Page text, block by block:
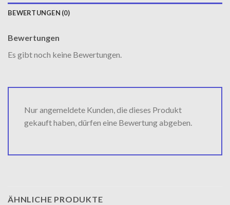
BEWERTUNGEN (0)
Bewertungen
Es gibt noch keine Bewertungen.
Nur angemeldete Kunden, die dieses Produkt
gekauft haben, dürfen eine Bewertung abgeben.
ÄHNLICHE PRODUKTE